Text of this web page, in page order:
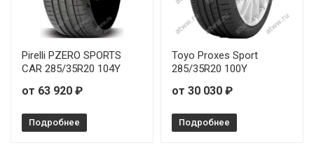
Pirelli PZERO SPORTS
CAR 285/35R20 104Y
от 63 920 ₽
Подробнее
Toyo Proxes Sport
285/35R20 100Y
от 30 030 ₽
Подробнее